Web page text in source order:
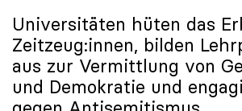
Universitäten hüten das
Zeitzeug:innen, bilden
aus zur Vermittlung von
und Demokratie und